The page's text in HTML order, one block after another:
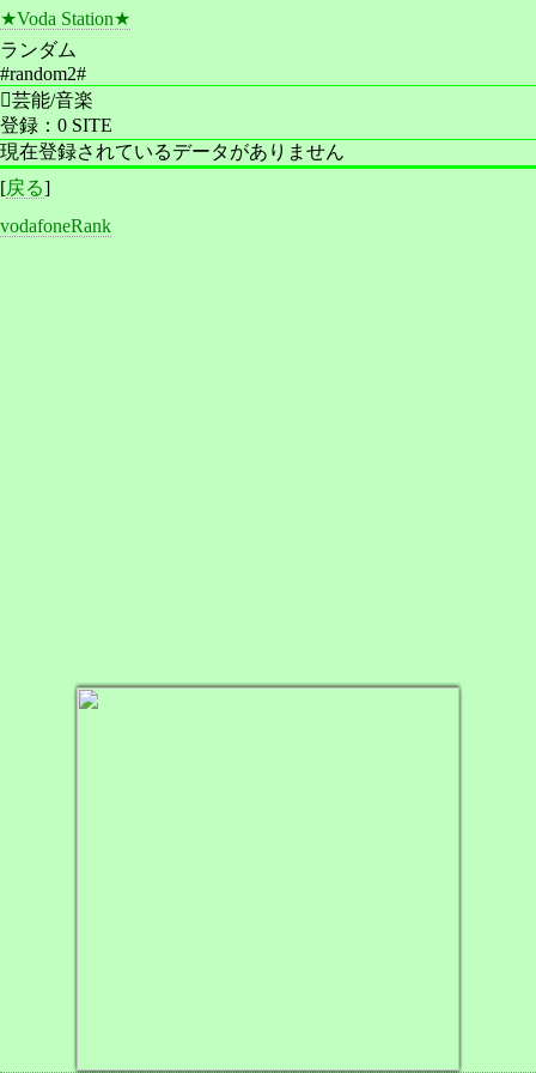
★Voda Station★
ランダム
#random2#
芸能/音楽
登録：0 SITE
現在登録されているデータがありません
[戻る]
vodafoneRank